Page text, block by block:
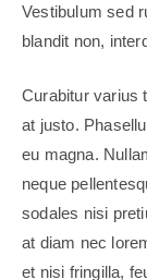
Vestibulum sed
blandit non,
Curabitur varius
at justo.
eu magna.
neque
sodales nisi
at diam nec
et nisi fringilla,